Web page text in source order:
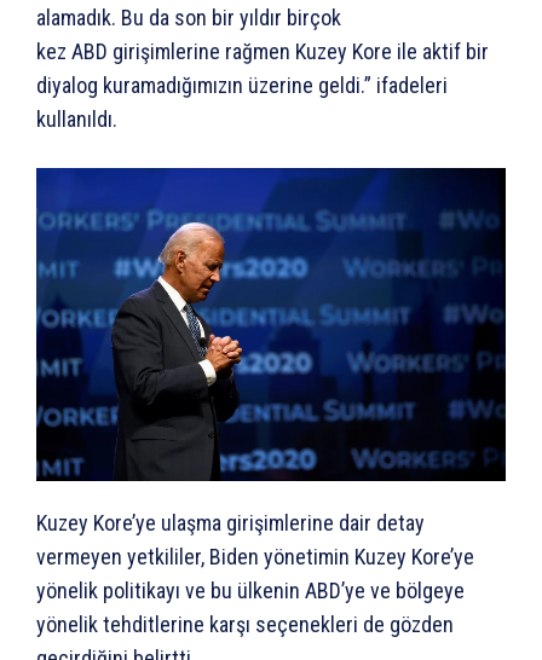
alamadık. Bu da son bir yıldır birçok
kez ABD girişimlerine rağmen Kuzey Kore ile aktif bir
diyalog kuramadığımızın üzerine geldi.” ifadeleri
kullanıldı.
Kuzey Kore’ye ulaşma girişimlerine dair detay
vermeyen yetkililer, Biden yönetimin Kuzey Kore’ye
yönelik politikayı ve bu ülkenin ABD’ye ve bölgeye
yönelik tehditlerine karşı seçenekleri de gözden